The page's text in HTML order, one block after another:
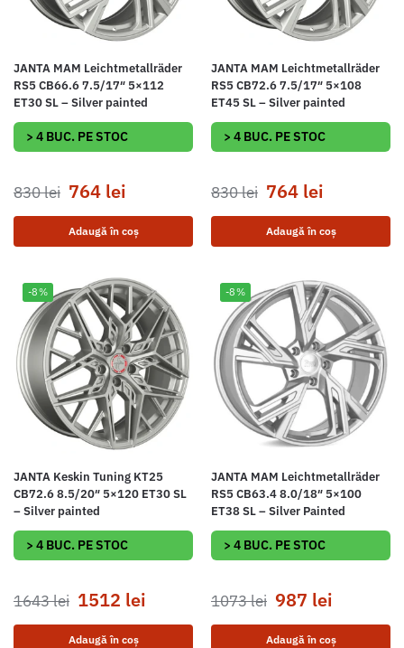
JANTA MAM Leichtmetallräder
RS5 CB66.6 7.5/17″ 5×112
ET30 SL – Silver painted
> 4 BUC. PE STOC
830lei 764 lei
Adaugă în coș
JANTA MAM Leichtmetallräder
RS5 CB72.6 7.5/17″ 5×108
ET45 SL – Silver painted
> 4 BUC. PE STOC
830lei 764 lei
Adaugă în coș
-8%
JANTA Keskin Tuning KT25
CB72.6 8.5/20″ 5×120 ET30 SL
– Silver painted
> 4 BUC. PE STOC
1643lei 1512 lei
Adaugă în coș
-8%
JANTA MAM Leichtmetallräder
RS5 CB63.4 8.0/18″ 5×100
ET38 SL – Silver Painted
> 4 BUC. PE STOC
1073lei 987 lei
Adaugă în coș